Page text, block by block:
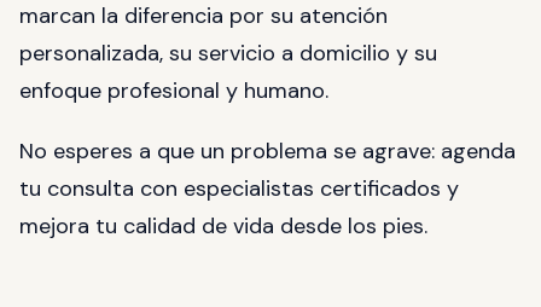
marcan la diferencia por su atención
personalizada, su servicio a domicilio y su
enfoque profesional y humano.
No esperes a que un problema se agrave: agenda
tu consulta con especialistas certificados y
mejora tu calidad de vida desde los pies.